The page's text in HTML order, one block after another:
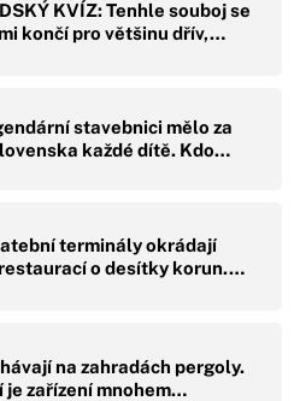
KVÍZ: Tenhle souboj se
končí pro většinu dřív,…
stavebnici mělo za
každé dítě. Kdo…
terminály okrádají
o desítky korun.…
na zahradách pergoly.
je zařízení mnohem…